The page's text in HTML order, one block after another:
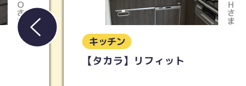
Hさま
キッチン
【タカラ】リフィット